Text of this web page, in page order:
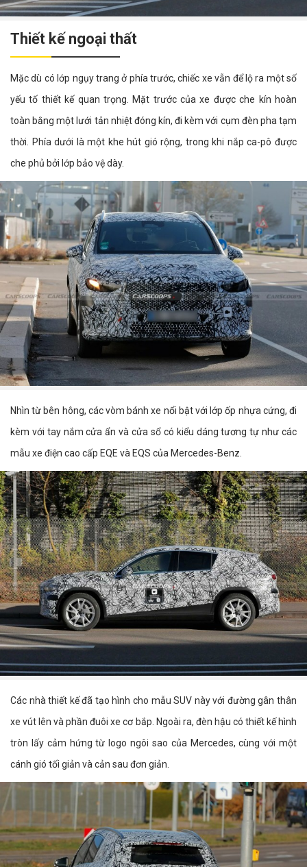
Thiết kế ngoại thất
Mặc dù có lớp ngụy trang ở phía trước, chiếc xe vẫn để lộ ra một số
yếu tố thiết kế quan trọng. Mặt trước của xe được che kín hoàn
toàn bằng một lưới tản nhiệt đóng kín, đi kèm với cụm đèn pha tạm
thời. Phía dưới là một khe hút gió rộng, trong khi nắp ca-pô được
che phủ bởi lớp bảo vệ dày.
Nhìn từ bên hông, các vòm bánh xe nổi bật với lớp ốp nhựa cứng, đi
kèm với tay nắm cửa ẩn và cửa sổ có kiểu dáng tương tự như các
mẫu xe điện cao cấp EQE và EQS của Mercedes-Benz.
Các nhà thiết kế đã tạo hình cho mẫu SUV này với đường gân thân
xe vút lên và phần đuôi xe cơ bắp. Ngoài ra, đèn hậu có thiết kế hình
tròn lấy cảm hứng từ logo ngôi sao của Mercedes, cùng với một
cánh gió tối giản và cản sau đơn giản.